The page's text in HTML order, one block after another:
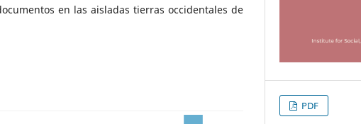
en las aisladas tierras occidentales de
PDF